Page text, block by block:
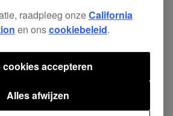
sampling.
Terug naar boven
raadpleeg onzeCalifornia
en onscookiebeleid.
Alles afwijzen
cookies accepteren